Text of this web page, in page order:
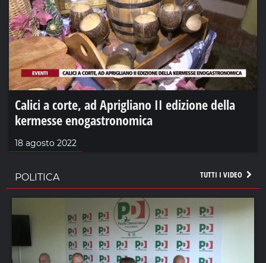
Calici a corte, ad Aprigliano II edizione della
kermesse enogastronomica
18 agosto 2022
TUTTI I VIDEO
POLITICA